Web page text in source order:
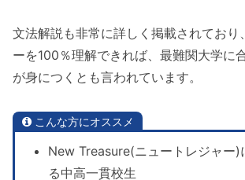
文法解説も非常に詳しく掲載されており
ーを100％理解できれば、最難関大学に
が身につくとも言われています。
こんな方にオススメ
New Treasure(ニュートレジャー)
る中高一貫校生